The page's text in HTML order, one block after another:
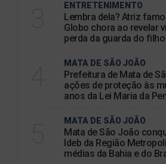
ENTRETENIMENTO
Lembra dela? Atriz
Globo chora ao revelar
perda da guarda do filho
MATA DE SÃO JOÃO
Prefeitura de Mata de
ações de proteção às
anos da Lei Maria da
MATA DE SÃO JOÃO
Mata de São João
Ideb da Região
médias da Bahia e do